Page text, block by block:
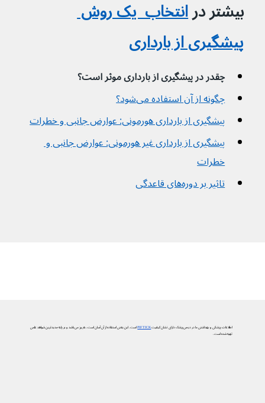
بیشتر در انتخاب  یک روش
پیشگیری از بارداری
چقدر در پیشگیری از بارداری موثر است؟
چگونه از آن استفاده می‌شود؟
پیشگیری از بارداری هورمونی: عوارض جانبی و خطرات
پیشگیری از بارداری غیر هورمونی: عوارض جانبی و
خطرات
تاثیر بر دوره‌های قاعدگی
اطلاعات پزشکی و بهداشتی ما در دیجی‌پزشک دارای نشان کیفیتPIF TICKاست. این یعنی استفاده از آن آسان است، به‌روز می‌باشد و بر پایه جدیدترین شواهد علمی
تهیه شده است.